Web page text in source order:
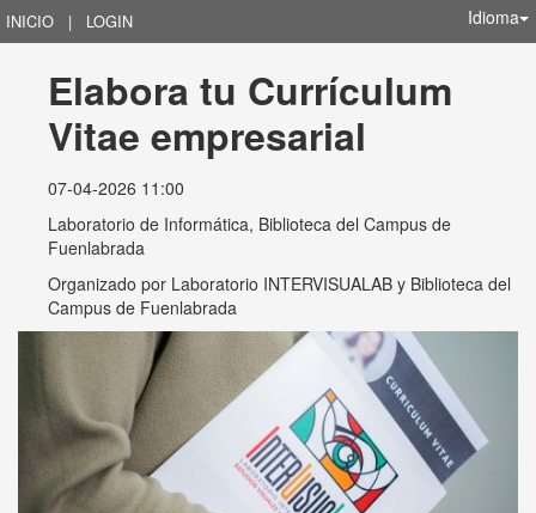
INICIO | LOGIN Idioma
Elabora tu Currículum
Vitae empresarial
07-04-2026 11:00
Laboratorio de Informática, Biblioteca del Campus de
Fuenlabrada
Organizado por Laboratorio INTERVISUALAB y Biblioteca del
Campus de Fuenlabrada